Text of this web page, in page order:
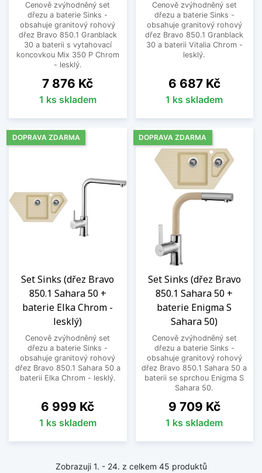
Cenově zvýhodněný set
dřezu a baterie Sinks -
obsahuje granitový rohový
dřez Bravo 850.1 Granblack
30 a baterii s vytahovací
koncovkou Mix 350 P Chrom
- lesklý.
Cena
7 876 Kč
1 ks skladem
Cenově zvýhodněný set
dřezu a baterie Sinks -
obsahuje granitový rohový
dřez Bravo 850.1 Granblack
30 a baterii Vitalia Chrom -
lesklý.
Cena
6 687 Kč
1 ks skladem
Set Sinks (dřez Bravo
850.1 Sahara 50 +
baterie Elka Chrom -
lesklý)
Cenově zvýhodněný set
dřezu a baterie Sinks -
obsahuje granitový rohový
dřez Bravo 850.1 Sahara 50 a
baterii Elka Chrom - lesklý.
Cena
6 999 Kč
1 ks skladem
DOPRAVA ZDARMA
Set Sinks (dřez Bravo
850.1 Sahara 50 +
baterie Enigma S
Sahara 50)
Cenově zvýhodněný set
dřezu a baterie Sinks -
obsahuje granitový rohový
dřez Bravo 850.1 Sahara 50 a
baterii se sprchou Enigma S
Sahara 50.
Cena
9 709 Kč
1 ks skladem
DOPRAVA ZDARMA
Zobrazuji 1. - 24. z celkem 45 produktů